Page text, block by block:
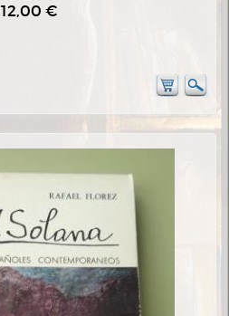
12,00 €